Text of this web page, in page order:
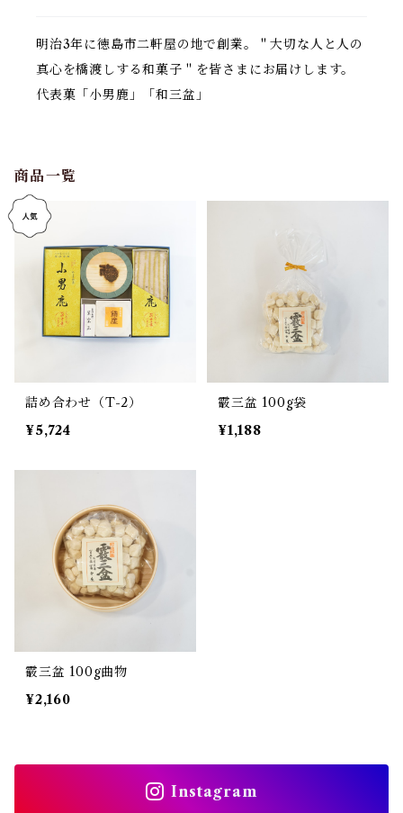
明治3年に徳島市二軒屋の地で創業。＂大切な人と人の
真心を橋渡しする和菓子＂を皆さまにお届けします。
代表菓「小男鹿」「和三盆」
商品一覧
詰め合わせ（T-2）
¥5,724
霰三盆 100g袋
¥1,188
霰三盆 100g曲物
¥2,160
Instagram